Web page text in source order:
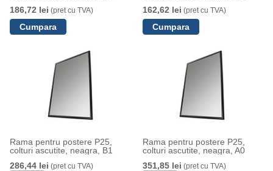
186,72 lei (pret cu TVA)
162,62 lei (pret cu TVA)
Rama pentru postere P25,
colturi ascutite, neagra, B1
286,44 lei (pret cu TVA)
Rama pentru postere P25,
colturi ascutite, neagra, A0
351,85 lei (pret cu TVA)